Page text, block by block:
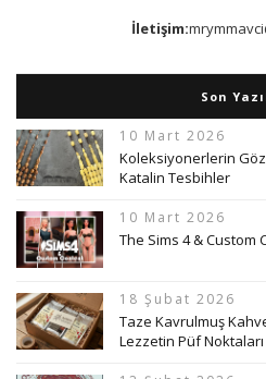
İletişim:
Son
10 Mart 2026
Koleksiyonerlerin
Katalin Tesbihler
10 Mart 2026
The Sims 4 & Custom
18 Şubat 2026
Taze Kavrulmuş
Lezzetin Püf Noktaları